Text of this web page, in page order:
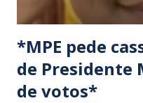
*MPE pede
de Presidente
de votos*